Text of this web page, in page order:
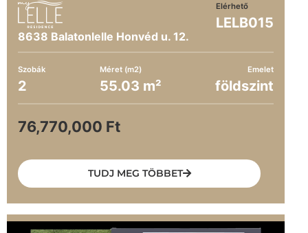
8638 Balatonlelle Honvéd u. 12.
Elérhető
LELB015
Szobák
2
Méret (m2)
55.03 m²
Emelet
földszint
76,770,000 Ft
TUDJ MEG TÖBBET